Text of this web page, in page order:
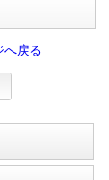
へ戻る